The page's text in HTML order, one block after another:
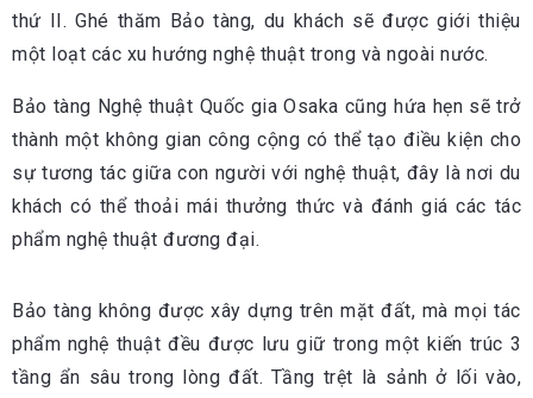
thứ II. Ghé thăm Bảo tàng, du khách sẽ được giới thiệu
một loạt các xu hướng nghệ thuật trong và ngoài nước.
Bảo tàng Nghệ thuật Quốc gia Osaka cũng hứa hẹn sẽ trở
thành một không gian công cộng có thể tạo điều kiện cho
sự tương tác giữa con người với nghệ thuật, đây là nơi du
khách có thể thoải mái thưởng thức và đánh giá các tác
phẩm nghệ thuật đương đại.
Bảo tàng không được xây dựng trên mặt đất, mà mọi tác
phẩm nghệ thuật đều được lưu giữ trong một kiến trúc 3
tầng ẩn sâu trong lòng đất. Tầng trệt là sảnh ở lối vào,